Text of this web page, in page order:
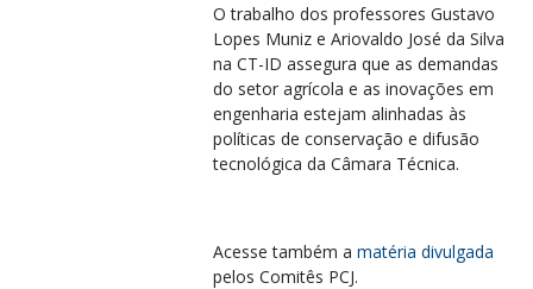
O trabalho dos professores Gustavo
Lopes Muniz e Ariovaldo José da Silva
na CT-ID assegura que as demandas
do setor agrícola e as inovações em
engenharia estejam alinhadas às
políticas de conservação e difusão
tecnológica da Câmara Técnica.
Acesse também a matéria divulgada
pelos Comitês PCJ.